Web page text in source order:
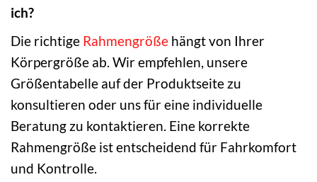
ich?
Die richtige Rahmengröße hängt von Ihrer
Körpergröße ab. Wir empfehlen, unsere
Größentabelle auf der Produktseite zu
konsultieren oder uns für eine individuelle
Beratung zu kontaktieren. Eine korrekte
Rahmengröße ist entscheidend für Fahrkomfort
und Kontrolle.